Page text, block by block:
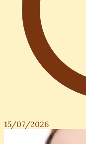
15/07/2026